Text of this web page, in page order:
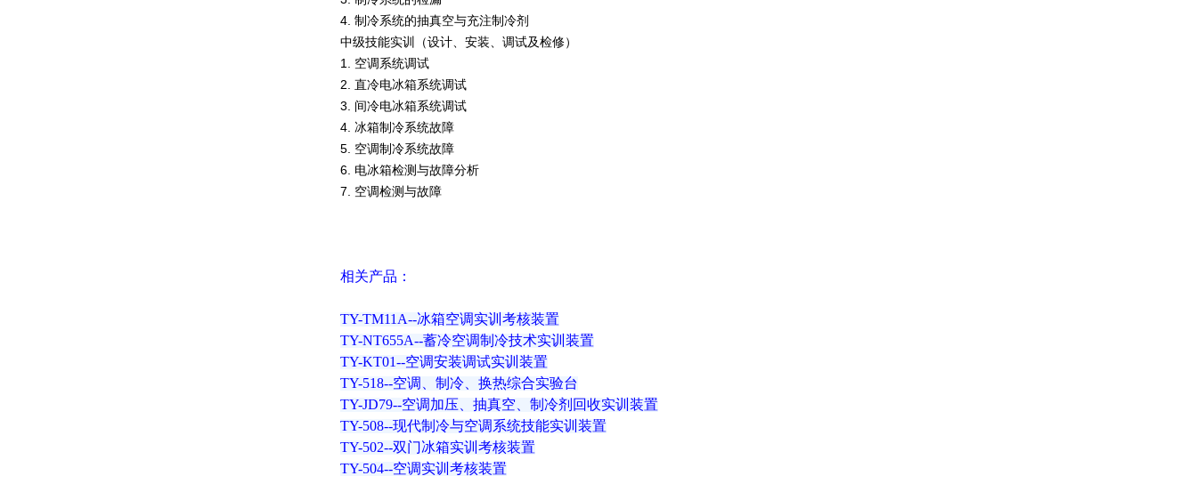
4. 制冷系统的抽真空与充注制冷剂
中级技能实训（设计、安装、调试及检修）
1. 空调系统调试
2. 直冷电冰箱系统调试
3. 间冷电冰箱系统调试
4. 冰箱制冷系统故障
5. 空调制冷系统故障
6. 电冰箱检测与故障分析
7. 空调检测与故障
相关产品：
TY-TM11A--冰箱空调实训考核装置
TY-NT655A--蓄冷空调制冷技术实训装置
TY-KT01--空调安装调试实训装置
TY-518--空调、制冷、换热综合实验台
TY-JD79--空调加压、抽真空、制冷剂回收实训装置
TY-508--现代制冷与空调系统技能实训装置
TY-502--双门冰箱实训考核装置
TY-504--空调实训考核装置